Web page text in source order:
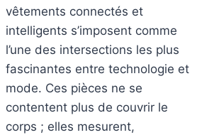
vêtements connectés et
intelligents s’imposent comme
l’une des intersections les plus
fascinantes entre technologie et
mode. Ces pièces ne se
contentent plus de couvrir le
corps ; elles mesurent,